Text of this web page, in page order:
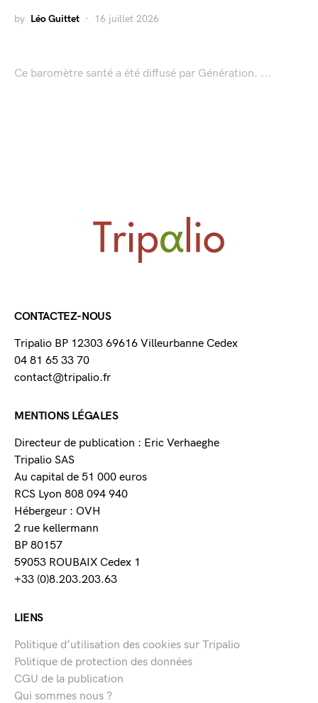
by Léo Guittet 16 juillet 2026
Ce baromètre santé a été diffusé par Génération. ...
CONTACTEZ-NOUS
Tripalio BP 12303 69616 Villeurbanne Cedex
04 81 65 33 70
contact@tripalio.fr
MENTIONS LÉGALES
Directeur de publication : Eric Verhaeghe
Tripalio SAS
Au capital de 51 000 euros
RCS Lyon 808 094 940
Hébergeur : OVH
2 rue kellermann
BP 80157
59053 ROUBAIX Cedex 1
+33 (0)8.203.203.63
LIENS
Politique d’utilisation des cookies sur Tripalio
Politique de protection des données
CGU de la publication
Qui sommes nous ?